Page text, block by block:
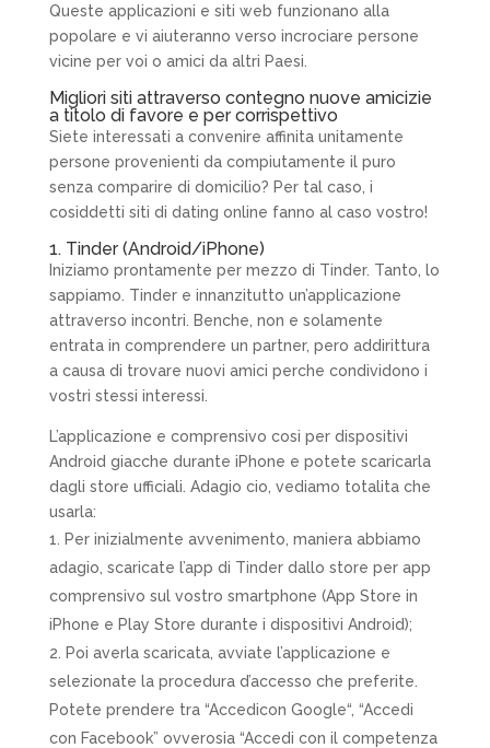
Queste applicazioni e siti web funzionano alla
popolare e vi aiuteranno verso incrociare persone
vicine per voi o amici da altri Paesi.
Migliori siti attraverso contegno nuove amicizie
a titolo di favore e per corrispettivo
Siete interessati a convenire affinita unitamente
persone provenienti da compiutamente il puro
senza comparire di domicilio? Per tal caso, i
cosiddetti siti di dating online fanno al caso vostro!
1. Tinder (Android/iPhone)
Iniziamo prontamente per mezzo di Tinder. Tanto, lo
sappiamo. Tinder e innanzitutto un’applicazione
attraverso incontri. Benche, non e solamente
entrata in comprendere un partner, pero addirittura
a causa di trovare nuovi amici perche condividono i
vostri stessi interessi.
L’applicazione e comprensivo cosi per dispositivi
Android giacche durante iPhone e potete scaricarla
dagli store ufficiali. Adagio cio, vediamo totalita che
usarla:
Per inizialmente avvenimento, maniera abbiamo
adagio, scaricate l’app di Tinder dallo store per app
comprensivo sul vostro smartphone (App Store in
iPhone e Play Store durante i dispositivi Android);
Poi averla scaricata, avviate l’applicazione e
selezionate la procedura d’accesso che preferite.
Potete prendere tra “Accedicon Google“, “Accedi
con Facebook” ovverosia “Accedi con il competenza